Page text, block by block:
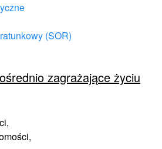
(SOR)
zagrażające życiu